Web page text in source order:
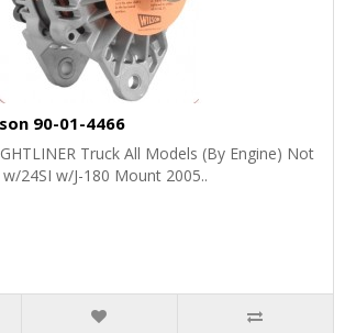
90-01-4466
Truck All Models (By Engine) Not
24SI w/J-180 Mount 2005..